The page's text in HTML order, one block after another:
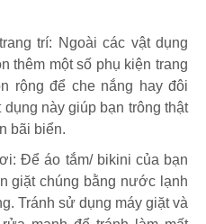
trí: Ngoài các vật dụng
thêm một số phụ kiện trang
rộng để che nắng hay đôi
này giúp bạn trông thật
bãi biển.
Để áo tắm/ bikini của bạn
giặt chúng bằng nước lạnh
Tránh sử dụng máy giặt và